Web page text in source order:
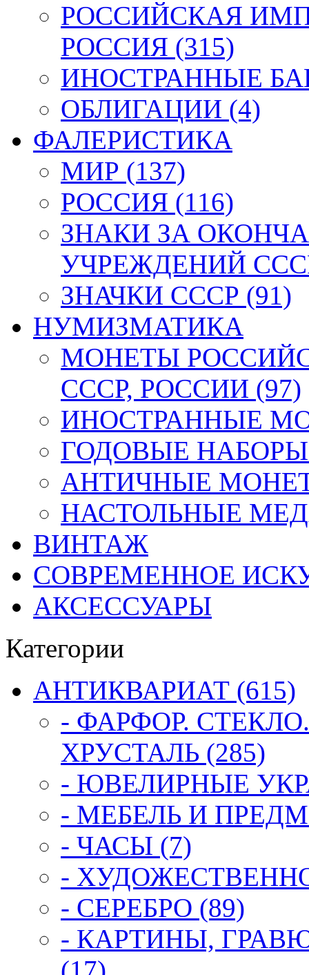
РОССИЙСКАЯ
РОССИЯ (315)
ИНОСТРАННЫЕ
ОБЛИГАЦИИ (4)
ФАЛЕРИСТИКА
МИР (137)
РОССИЯ (116)
ЗНАКИ ЗА
УЧРЕЖДЕНИЙ
ЗНАЧКИ СССР (91)
НУМИЗМАТИКА
МОНЕТЫ
СССР, РОССИИ (97)
ИНОСТРАННЫЕ
ГОДОВЫЕ НАБОРЫ
АНТИЧНЫЕ
НАСТОЛЬНЫЕ
ВИНТАЖ
СОВРЕМЕННОЕ
АКСЕССУАРЫ
Категории
АНТИКВАРИАТ (615)
- ФАРФОР.
ХРУСТАЛЬ (285)
- ЮВЕЛИРНЫЕ
- МЕБЕЛЬ И
- ЧАСЫ (7)
-
- СЕРЕБРО (89)
- КАРТИНЫ,